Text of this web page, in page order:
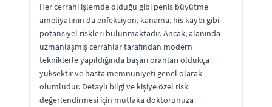
Her cerrahi işlemde olduğu gibi penis büyütme
ameliyatının da enfeksiyon, kanama, his kaybı gibi
potansiyel riskleri bulunmaktadır. Ancak, alanında
uzmanlaşmış cerrahlar tarafından modern
tekniklerle yapıldığında başarı oranları oldukça
yüksektir ve hasta memnuniyeti genel olarak
olumludur. Detaylı bilgi ve kişiye özel risk
değerlendirmesi için mutlaka doktorunuza